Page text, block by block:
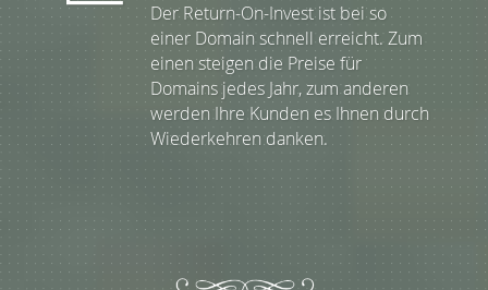
Der Return-On-Invest ist bei so
einer Domain schnell erreicht. Zum
einen steigen die Preise für
Domains jedes Jahr, zum anderen
werden Ihre Kunden es Ihnen durch
Wiederkehren danken.